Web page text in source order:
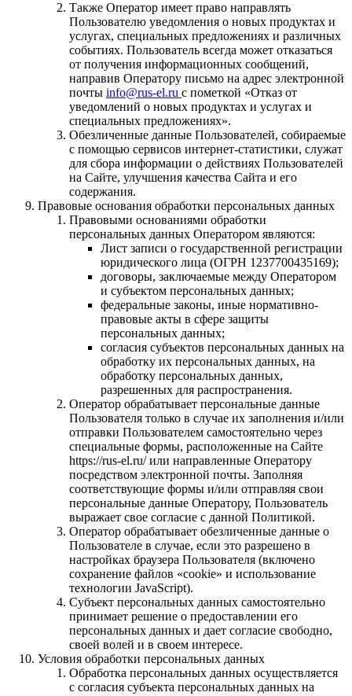
Также Оператор имеет право направлять
Пользователю уведомления о новых продуктах и
услугах, специальных предложениях и различных
событиях. Пользователь всегда может отказаться
от получения информационных сообщений,
направив Оператору письмо на адрес электронной
почты info@rus-el.ru с пометкой «Отказ от
уведомлений о новых продуктах и услугах и
специальных предложениях».
Обезличенные данные Пользователей, собираемые
с помощью сервисов интернет-статистики, служат
для сбора информации о действиях Пользователей
на Сайте, улучшения качества Сайта и его
содержания.
Правовые основания обработки персональных данных
Правовыми основаниями обработки
персональных данных Оператором являются:
Лист записи о государственной регистрации
юридического лица (ОГРН 1237700435169);
договоры, заключаемые между Оператором
и субъектом персональных данных;
федеральные законы, иные нормативно-
правовые акты в сфере защиты
персональных данных;
согласия субъектов персональных данных на
обработку их персональных данных, на
обработку персональных данных,
разрешенных для распространения.
Оператор обрабатывает персональные данные
Пользователя только в случае их заполнения и/или
отправки Пользователем самостоятельно через
специальные формы, расположенные на Cайте
https://rus-el.ru/ или направленные Оператору
посредством электронной почты. Заполняя
соответствующие формы и/или отправляя свои
персональные данные Оператору, Пользователь
выражает свое согласие с данной Политикой.
Оператор обрабатывает обезличенные данные о
Пользователе в случае, если это разрешено в
настройках браузера Пользователя (включено
сохранение файлов «cookie» и использование
технологии JavaScript).
Субъект персональных данных самостоятельно
принимает решение о предоставлении его
персональных данных и дает согласие свободно,
своей волей и в своем интересе.
Условия обработки персональных данных
Обработка персональных данных осуществляется
с согласия субъекта персональных данных на